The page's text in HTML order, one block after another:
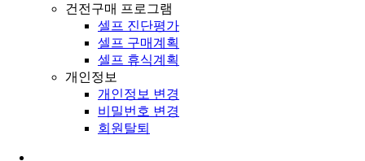
건전구매 프로그램
셀프 진단평가
셀프 구매계획
셀프 휴식계획
개인정보
개인정보 변경
비밀번호 변경
회원탈퇴